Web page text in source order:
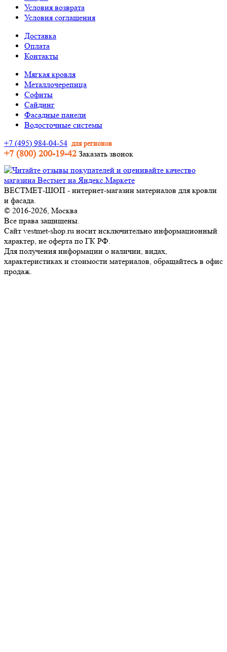
Условия возврата
Условия соглашения
Доставка
Оплата
Контакты
Мягкая кровля
Металлочерепица
Софиты
Сайдинг
Фасадные панели
Водосточные системы
+7 (495) 984-04-54 для регионов
+7 (800) 200-19-42 Заказать звонок
ВЕСТМЕТ-ШОП - интернет-магазин материалов для кровли
и фасада.
© 2016-2026, Москва
Все права защищены.
Сайт vestmet-shop.ru носит исключительно информационный
характер, не оферта по ГК РФ.
Для получения информации о наличии, видах,
характеристиках и стоимости материалов, обращайтесь в офис
продаж.